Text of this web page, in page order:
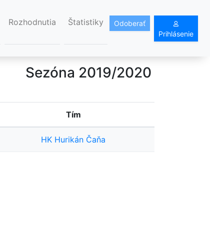
Rozhodnutia Štatistiky
Odoberať
Prihlásenie
Sezóna 2019/2020
Tím
HK Hurikán Čaňa